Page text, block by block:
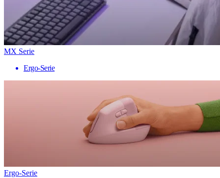
MX Serie
Ergo-Serie
Ergo-Serie